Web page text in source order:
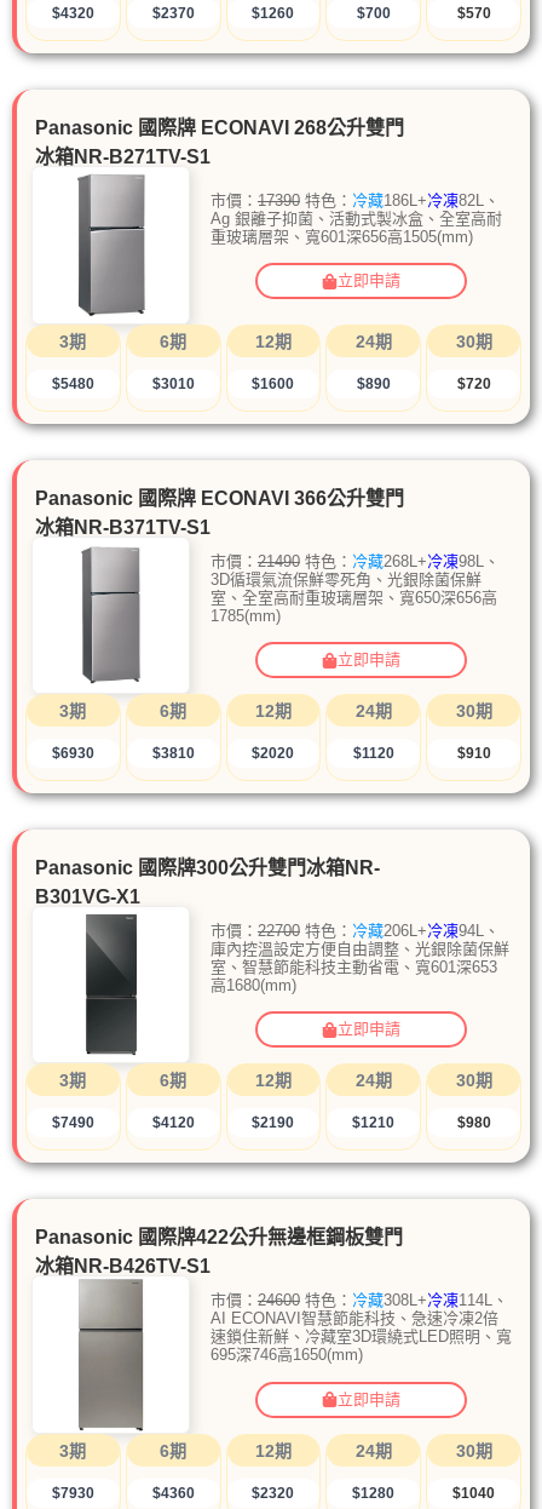
$4320 $2370 $1260 $700 $570
Panasonic 國際牌 ECONAVI 268公升雙門
冰箱NR-B271TV-S1
市價： 17390特色： 冷藏186L+冷凍82L、
Ag 銀離子抑菌、活動式製冰盒、全室高耐
重玻璃層架、寬601深656高1505(mm)
立即申請
3期
$5480
6期
$3010
12期
$1600
24期
$890
30期
$720
Panasonic 國際牌 ECONAVI 366公升雙門
冰箱NR-B371TV-S1
市價： 21490特色： 冷藏268L+冷凍98L、
3D循環氣流保鮮零死角、光銀除菌保鮮
室、全室高耐重玻璃層架、寬650深656高
1785(mm)
立即申請
3期
$6930
6期
$3810
12期
$2020
24期
$1120
30期
$910
Panasonic 國際牌300公升雙門冰箱NR-
B301VG-X1
市價： 22700特色： 冷藏206L+冷凍94L、
庫內控溫設定方便自由調整、光銀除菌保鮮
室、智慧節能科技主動省電、寬601深653
高1680(mm)
立即申請
3期
$7490
6期
$4120
12期
$2190
24期
$1210
30期
$980
Panasonic 國際牌422公升無邊框鋼板雙門
冰箱NR-B426TV-S1
市價： 24600特色： 冷藏308L+冷凍114L、
AI ECONAVI智慧節能科技、急速冷凍2倍
速鎖住新鮮、冷藏室3D環繞式LED照明、寬
695深746高1650(mm)
立即申請
3期
$7930
6期
$4360
12期
$2320
24期
$1280
30期
$1040